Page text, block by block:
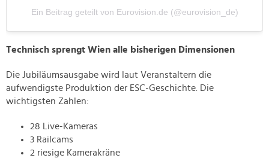
Ein Beitrag geteilt von Eurovision.de (@eurovision_de)
Technisch sprengt Wien alle bisherigen Dimensionen
Die Jubiläumsausgabe wird laut Veranstaltern die
aufwendigste Produktion der ESC-Geschichte. Die
wichtigsten Zahlen:
28 Live-Kameras
3 Railcams
2 riesige Kamerakräne